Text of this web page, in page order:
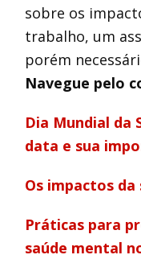
sobre os
trabalho, um
porém
Navegue pelo
Dia Mundial da
data e sua
Os impactos
Práticas para
saúde mental